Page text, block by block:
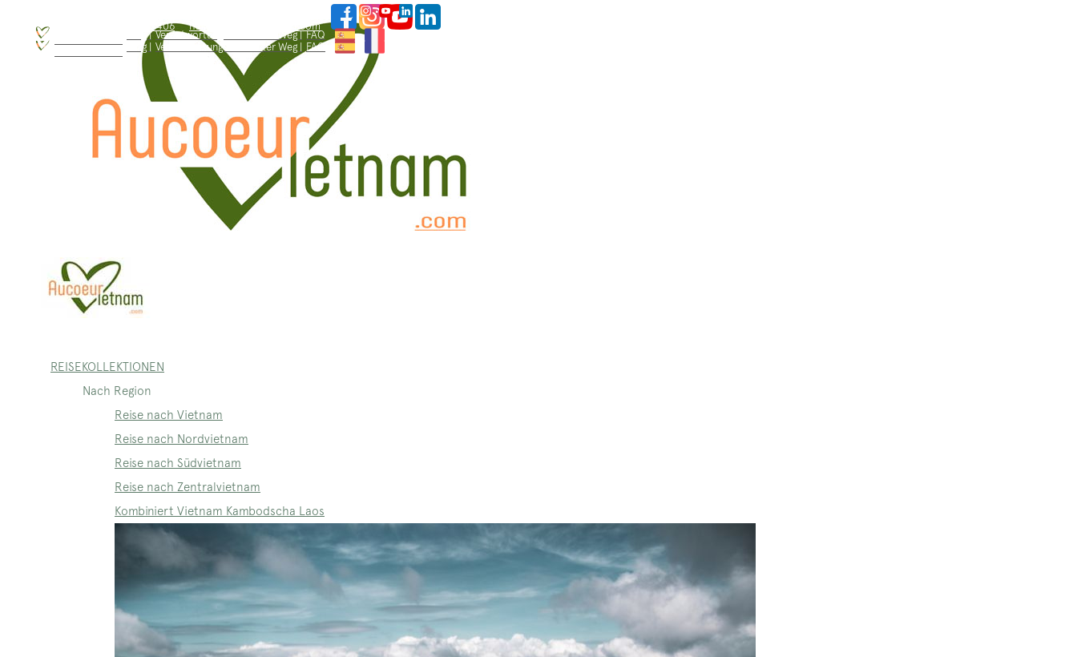
WhatsApp: +84.909.426.406 hallo@aucoeurvietnam.com
Blog | Verantwortungsbewusster Weg | FAQ
REISEKOLLEKTIONEN
Nach Region
Reise nach Vietnam
Reise nach Nordvietnam
Reise nach Südvietnam
Reise nach Zentralvietnam
Kombiniert Vietnam Kambodscha Laos
Blog | Verantwortungsbewusster Weg | FAQ